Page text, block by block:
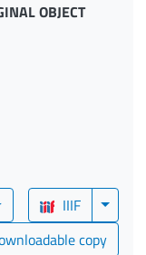
OBJECT
IIIF
copy